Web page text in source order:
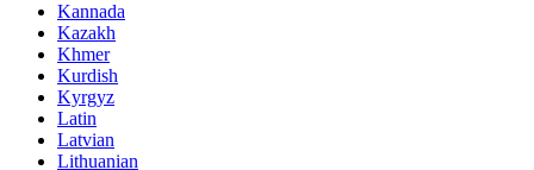
Kannada
Kazakh
Khmer
Kurdish
Kyrgyz
Latin
Latvian
Lithuanian